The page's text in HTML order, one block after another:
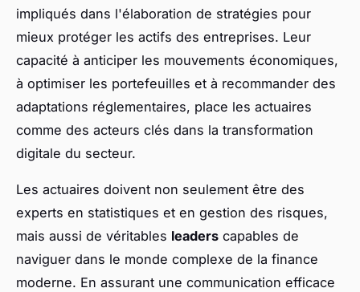
impliqués dans l'élaboration de stratégies pour
mieux protéger les actifs des entreprises. Leur
capacité à anticiper les mouvements économiques,
à optimiser les portefeuilles et à recommander des
adaptations réglementaires, place les actuaires
comme des acteurs clés dans la transformation
digitale du secteur.
Les actuaires doivent non seulement être des
experts en statistiques et en gestion des risques,
mais aussi de véritables leaders capables de
naviguer dans le monde complexe de la finance
moderne. En assurant une communication efficace